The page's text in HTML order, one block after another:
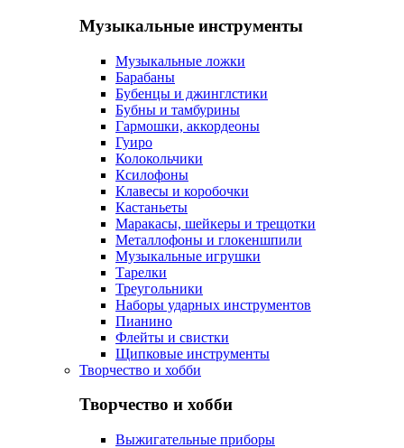
Музыкальные инструменты
Музыкальные ложки
Барабаны
Бубенцы и джинглстики
Бубны и тамбурины
Гармошки, аккордеоны
Гуиро
Колокольчики
Ксилофоны
Клавесы и коробочки
Кастаньеты
Маракасы, шейкеры и трещотки
Металлофоны и глокеншпили
Музыкальные игрушки
Тарелки
Треугольники
Наборы ударных инструментов
Пианино
Флейты и свистки
Щипковые инструменты
Творчество и хобби
Творчество и хобби
Выжигательные приборы